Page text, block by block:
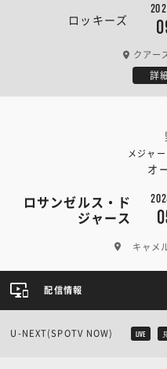
ロッキーズ
クアー
詳
メジャ
オ
ロサンゼルス・ド
ジャース
キャメ
配信情報
U-NEXT(SPOTV NOW) LIVE